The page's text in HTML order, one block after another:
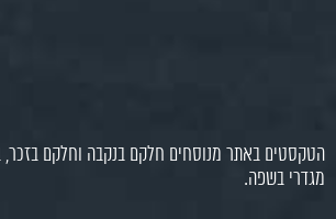
הטקסטים באתר מנוסחים חלקם בנקבה וחלקם בזכר,
מגדרי בשפה.